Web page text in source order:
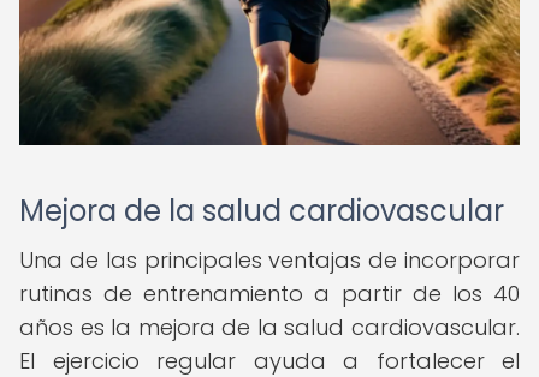
Mejora de la salud cardiovascular
Una de las principales ventajas de incorporar
rutinas de entrenamiento a partir de los 40
años es la mejora de la salud cardiovascular.
El ejercicio regular ayuda a fortalecer el